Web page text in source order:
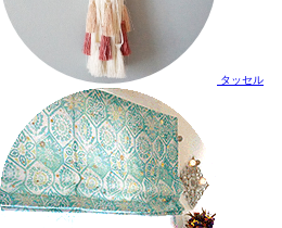
タッセル